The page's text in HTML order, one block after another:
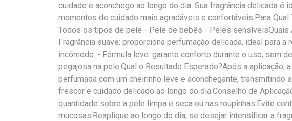
cuidado e aconchego ao longo do dia. Sua fragrância delicada é
momentos de cuidado mais agradáveis e confortáveis.Para
Todos os tipos de pele - Pele de bebês - Peles sensíveisQuais
Fragrância suave: proporciona perfumação delicada, ideal para a
incômodo. - Fórmula leve: garante conforto durante o uso, sem
pegajosa na pele.Qual o Resultado Esperado?Após a aplicação,
perfumada com um cheirinho leve e aconchegante, transmitindo
frescor e cuidado delicado ao longo do dia.Conselho de
quantidade sobre a pele limpa e seca ou nas roupinhas.Evite
mucosas.Reaplique ao longo do dia, se desejar intensificar a